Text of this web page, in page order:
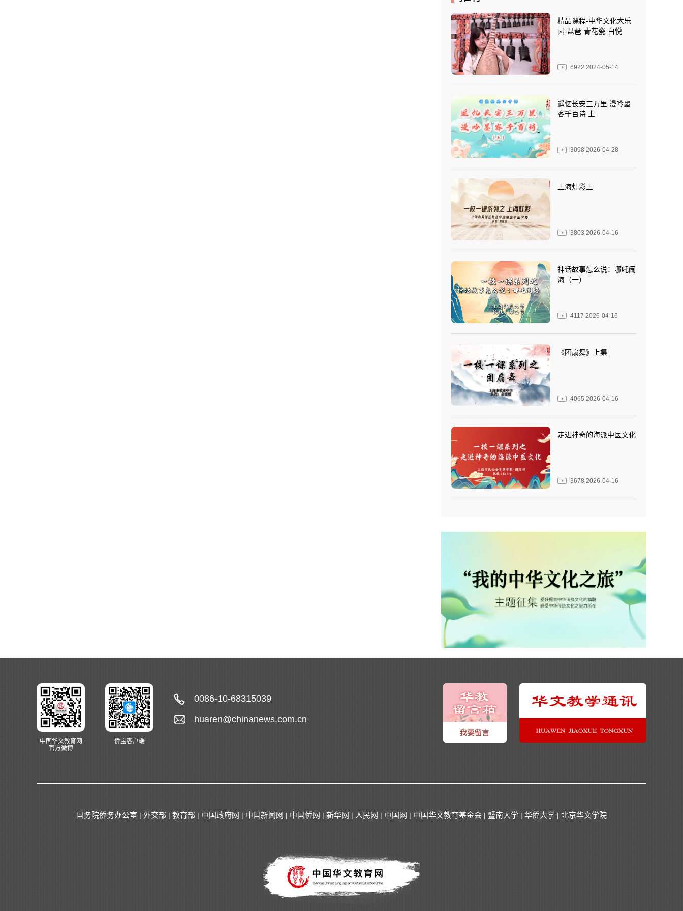
精品课程-中华文化大乐
园-琵琶-青花瓷-白悦
6922 2024-05-14
遥忆长安三万里 漫吟墨
客千百诗 上
3098 2026-04-28
上海灯彩上
3803 2026-04-16
神话故事怎么说：哪吒闹
海（一）
4117 2026-04-16
《团扇舞》上集
4065 2026-04-16
走进神奇的海派中医文化
3678 2026-04-16
中国华文教育网
官方微博
侨宝客户端
0086-10-68315039
huaren@chinanews.com.cn
国务院侨务办公室 | 外交部 | 教育部 | 中国政府网 | 中国新闻网 | 中国侨网 | 新华网 | 人民网 | 中国网 | 中国华文教育基金会 | 暨南大学 | 华侨大学 | 北京华文学院